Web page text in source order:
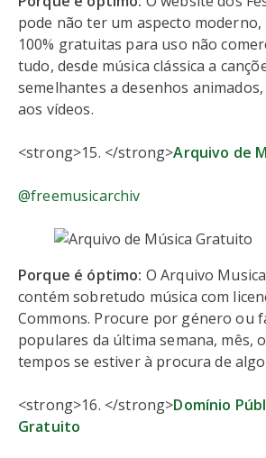
pode não ter um aspecto moderno,
100% gratuitas para uso não
tudo, desde música clássica a
semelhantes a desenhos
aos vídeos.
<strong>15. </strong>Arquivo de
@freemusicarchiv
Porque é óptimo: O Arquivo
contém sobretudo música com
Commons. Procure por género ou
populares da última semana, mês,
tempos se estiver à procura de
<strong>16. </strong>Domínio
Gratuito